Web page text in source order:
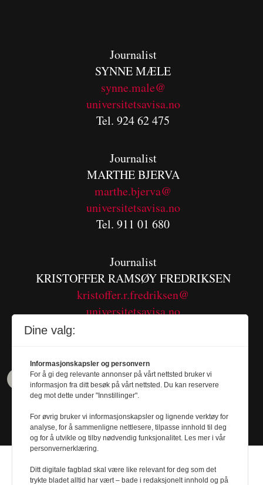
Journalist
SYNNE MÆLE
synne.male@
universitetsavisa.no
Tel. 924 62 475
Journalist
MARTHE BJERVA
marthe.bjerva@
universitetsavisa.no
Tel. 911 01 680
Journalist
KRISTOFFER RAMSØY FREDRIKSEN
kristoffer.r.fredriksen@
universitetsavisa.no
Dine valg:
Informasjonskapsler og personvern
For å gi deg relevante annonser på vårt nettsted bruker vi
informasjon fra ditt besøk på vårt nettsted. Du kan reservere
deg mot dette under "Innstillinger".
For øvrig bruker vi informasjonskapsler og lignende verktøy for
analyse, for å sammenligne nettlesere, tilpasse innhold til deg
og for å utvikle og tilby nødvendig funksjonalitet. Les mer i vår
personvernerklæring.
Ditt digitale fagblad skal være like relevant for deg som det
trykte bladet alltid har vært – bade i redaksjonelt innhold og på